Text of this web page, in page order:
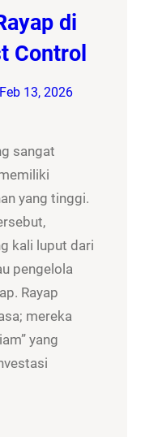
di
Control
Feb 13, 2026
sangat
yang tinggi.
kali luput dari
pengelola
Rayap
mereka
yang